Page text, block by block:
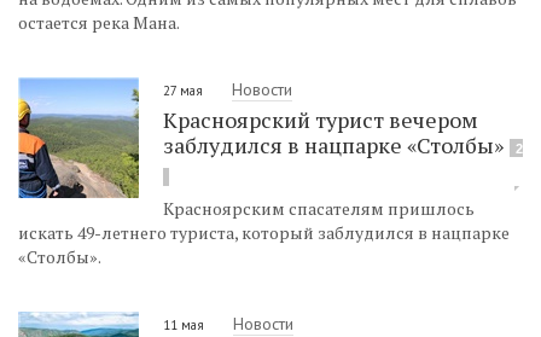
остается река Мана.
27 мая Новости
Красноярский турист вечером
заблудился в нацпарке «Столбы»
2
Красноярским спасателям пришлось
искать 49-летнего туриста, который заблудился в нацпарке
«Столбы».
11 мая Новости